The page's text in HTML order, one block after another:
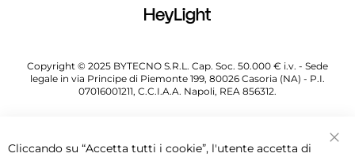
Copyright © 2025 BYTECNO S.R.L. Cap. Soc. 50.000 € i.v. - Sede
legale in via Principe di Piemonte 199, 80026 Casoria (NA) - P.I.
07016001211, C.C.I.A.A. Napoli, REA 856312.
Cliccando su “Accetta tutti i cookie”, l'utente accetta di